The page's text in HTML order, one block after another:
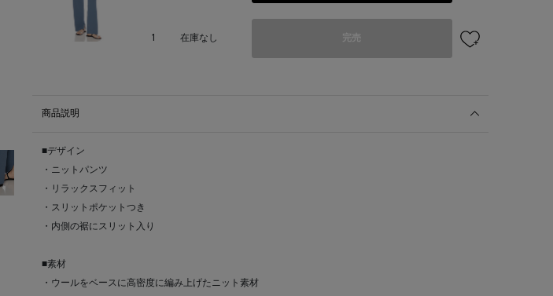
1 在庫なし 完売
商品説明
■デザイン
・ニットパンツ
・リラックスフィット
・スリットポケットつき
・内側の裾にスリット入り
■素材
・ウールをベースに高密度に編み上げたニット素材